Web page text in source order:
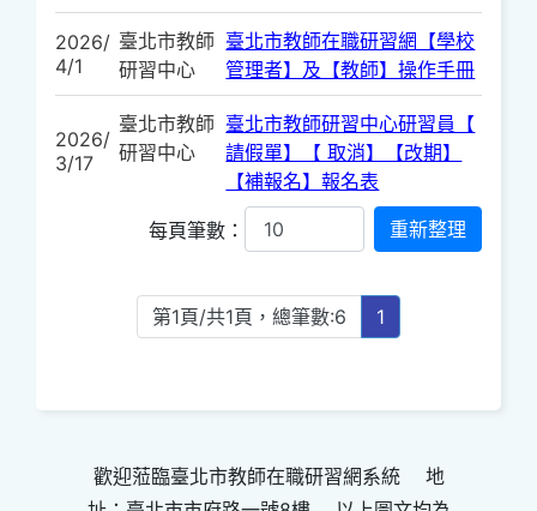
2026/
4/1
臺北市教師
研習中心
臺北市教師在職研習網【學校
管理者】及【教師】操作手冊
2026/
3/17
臺北市教師
研習中心
臺北市教師研習中心研習員【
請假單】【 取消】【改期】
【補報名】報名表
每頁筆數：
第1頁/共1頁，總筆數:6 1
歡迎蒞臨臺北市教師在職研習網系統 地